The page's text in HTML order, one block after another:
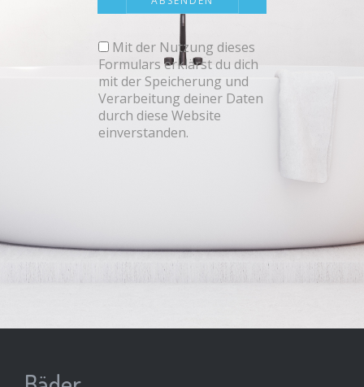
Mit der Nutzung dieses
Formulars erklärst du dich
mit der Speicherung und
Verarbeitung deiner Daten
durch diese Website
einverstanden.